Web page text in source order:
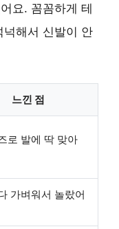
요. 꼼꼼하게 테
해서 신발이 안
느낀 점
로 발에 딱 맞아
가벼워서 놀랐어